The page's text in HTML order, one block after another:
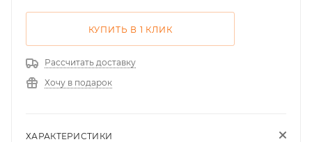
КУПИТЬ В 1 КЛИК
Рассчитать доставку
Хочу в подарок
ХАРАКТЕРИСТИКИ